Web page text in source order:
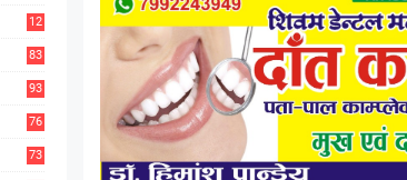
12
83
93
76
73